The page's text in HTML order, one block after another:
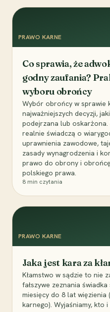
PRAWO KARNE
Co sprawia, że
godny zaufania?
wyboru obrońcy
Wybór obrońcy w sprawie
najważniejszych decyzji,
podejrzana lub oskarżona.
realnie świadczą o
uprawnienia zawodowe,
zasady wynagrodzenia i
prawo do obrony i
polskiego prawa.
8 min czytania
PRAWO KARNE
Jaka jest kara za
Kłamstwo w sądzie to nie
fałszywe zeznania
miesięcy do 8 lat więzienia
karnego). Wyjaśniamy, kto